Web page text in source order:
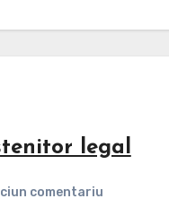
legal
comentariu